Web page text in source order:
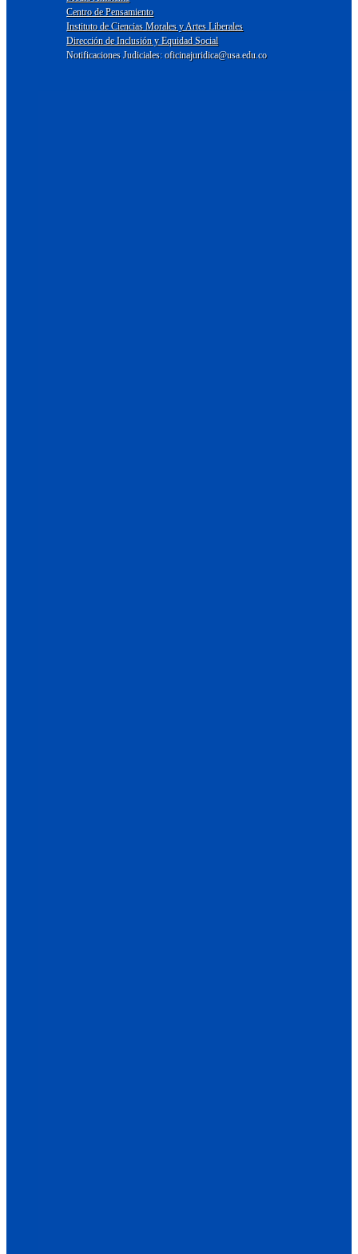
Centro de Pensamiento
Instituto de Ciencias Morales y Artes Liberales
Dirección de Inclusión y Equidad Social
Notificaciones Judiciales: oficinajuridica@usa.edu.co